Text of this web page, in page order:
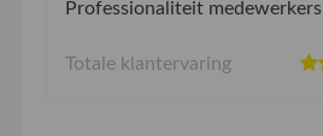
Professionaliteit medewerkers
Totale klantervaring